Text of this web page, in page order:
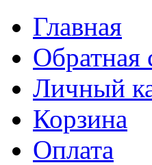
Главная
Обратная
Личный
Корзина
Оплата